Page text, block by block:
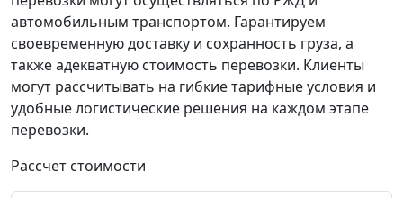
автомобильным транспортом. Гарантируем
своевременную доставку и сохранность груза, а
также адекватную стоимость перевозки. Клиенты
могут рассчитывать на гибкие тарифные условия и
удобные логистические решения на каждом этапе
перевозки.
Рассчет стоимости